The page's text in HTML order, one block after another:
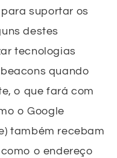
suportar os
destes
tecnologias
quando
o que fará com
o Google
também recebam
o endereço